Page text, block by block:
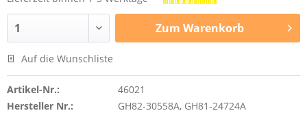
Zum Warenkorb
Auf die Wunschliste
Artikel-Nr.:
46021
Hersteller Nr.:
GH82-30558A, GH81-24724A